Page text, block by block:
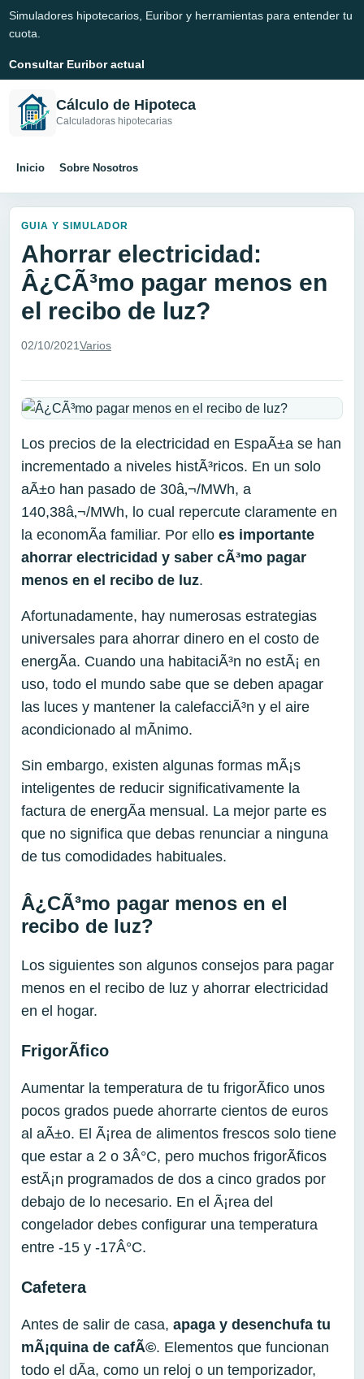
Simuladores hipotecarios, Euribor y herramientas para entender tu
cuota.
Consultar Euribor actual
Cálculo de Hipoteca
Calculadoras hipotecarias
Inicio Sobre Nosotros
GUIA Y SIMULADOR
Ahorrar electricidad:
Â¿CÃ³mo pagar menos en
el recibo de luz?
02/10/2021Varios
Los precios de la electricidad en EspaÃ±a se han
incrementado a niveles histÃ³ricos. En un solo
aÃ±o han pasado de 30â‚¬/MWh, a
140,38â‚¬/MWh, lo cual repercute claramente en
la economÃ­a familiar. Por ello es importante
ahorrar electricidad y saber cÃ³mo pagar
menos en el recibo de luz.
Afortunadamente, hay numerosas estrategias
universales para ahorrar dinero en el costo de
energÃ­a. Cuando una habitaciÃ³n no estÃ¡ en
uso, todo el mundo sabe que se deben apagar
las luces y mantener la calefacciÃ³n y el aire
acondicionado al mÃ­nimo.
Sin embargo, existen algunas formas mÃ¡s
inteligentes de reducir significativamente la
factura de energÃ­a mensual. La mejor parte es
que no significa que debas renunciar a ninguna
de tus comodidades habituales.
Â¿CÃ³mo pagar menos en el
recibo de luz?
Los siguientes son algunos consejos para pagar
menos en el recibo de luz y ahorrar electricidad
en el hogar.
FrigorÃ­fico
Aumentar la temperatura de tu frigorÃ­fico unos
pocos grados puede ahorrarte cientos de euros
al aÃ±o. El Ã¡rea de alimentos frescos solo tiene
que estar a 2 o 3Â°C, pero muchos frigorÃ­ficos
estÃ¡n programados de dos a cinco grados por
debajo de lo necesario. En el Ã¡rea del
congelador debes configurar una temperatura
entre -15 y -17Â°C.
Cafetera
Antes de salir de casa, apaga y desenchufa tu
mÃ¡quina de cafÃ©. Elementos que funcionan
todo el dÃ­a, como un reloj o un temporizador,